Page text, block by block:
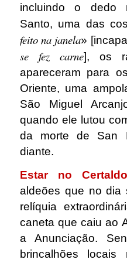
incluindo o dedo
Santo, uma das
feito na janela»
se fez carne], os
apareceram para
Oriente, uma
São Miguel
quando ele lutou
da morte de San
diante.
Estar no
aldeões que no dia
relíquia
caneta que caiu ao
a Anunciação.
brincalhões locais